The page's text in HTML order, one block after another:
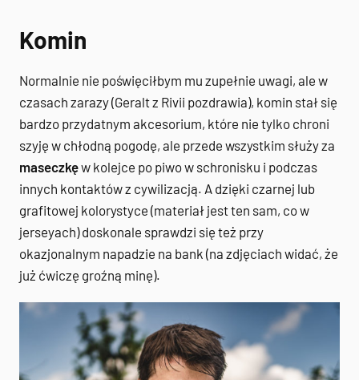
Komin
Normalnie nie poświęciłbym mu zupełnie uwagi, ale w
czasach zarazy (Geralt z Rivii pozdrawia), komin stał się
bardzo przydatnym akcesorium, które nie tylko chroni
szyję w chłodną pogodę, ale przede wszystkim służy za
maseczkęw kolejce po piwo w schronisku i podczas
innych kontaktów z cywilizacją. A dzięki czarnej lub
grafitowej kolorystyce (materiał jest ten sam, co w
jerseyach) doskonale sprawdzi się też przy
okazjonalnym napadzie na bank (na zdjęciach widać, że
już ćwiczę groźną minę).